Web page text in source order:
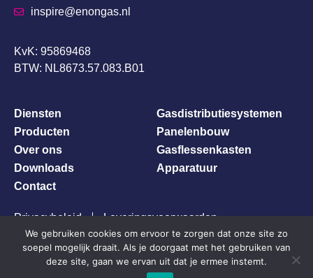
inspire@enongas.nl
KvK: 95869468
BTW: NL8673.57.083.B01
Diensten
Producten
Over ons
Downloads
Contact
Gasdistributiesystemen
Panelenbouw
Gasflessenkasten
Apparatuur
Privacybeleid Leveringsvoorwaarden
© 2026 Enon Gasdistribution
We gebruiken cookies om ervoor te zorgen dat onze site zo
soepel mogelijk draait. Als je doorgaat met het gebruiken van
deze site, gaan we ervan uit dat je ermee instemt.